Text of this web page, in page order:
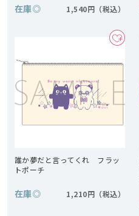
在庫◎ 1,540円
誰か夢だと言ってくれ フラッ
トポーチ
在庫◎ 1,210円